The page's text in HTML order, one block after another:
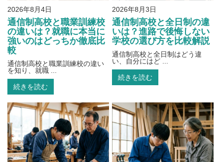
2026年8月4日
通信制高校と職業訓練校
の違いは？就職に本当に
強いのはどっちか徹底比
較
通信制高校と職業訓練校の違い
を知り、就職 ...
続きを読む
2026年8月3日
通信制高校と全日制の違
いは？進路で後悔しない
学校の選び方を比較解説
通信制高校と全日制はどう違
い、自分にはど ...
続きを読む